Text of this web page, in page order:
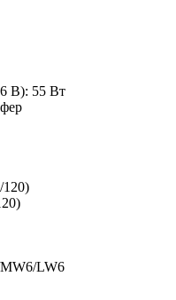
В): 55 Вт
120)
LW6